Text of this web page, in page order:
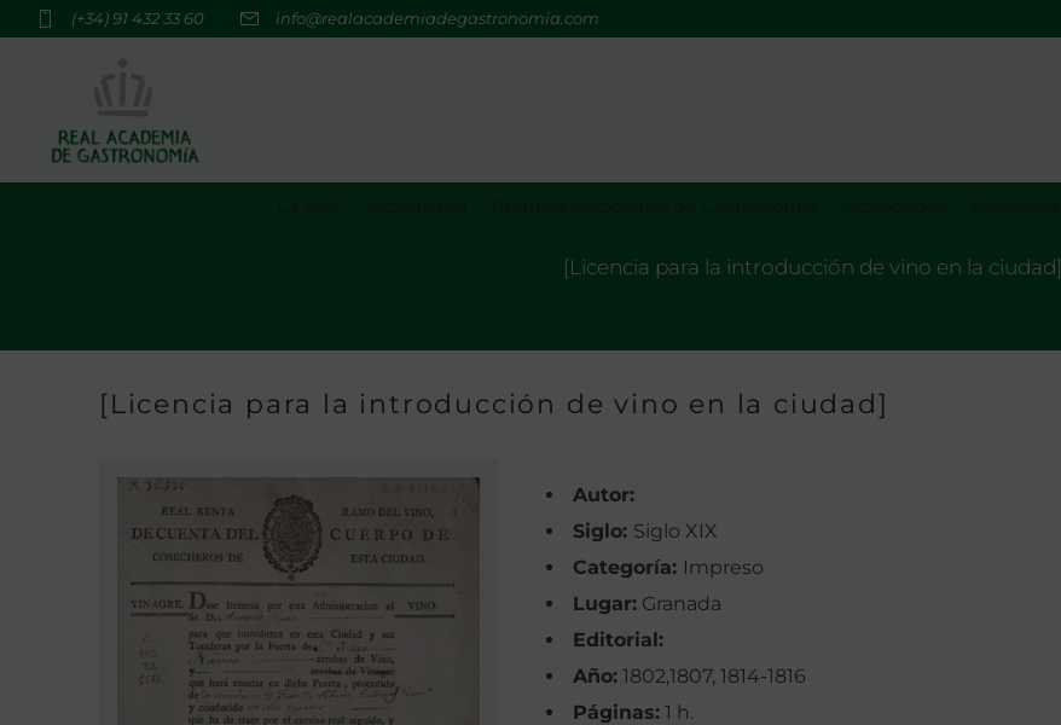
(+34) 91 432 33 60 info@realacademiadegastronomia.com
[Licencia para la introducción de vino en la ciudad]
[Licencia para la introducción de vino en la ciudad]
Autor:
Siglo: Siglo XIX
Categoría: Impreso
Lugar: Granada
Editorial:
Año: 1802,1807, 1814-1816
Páginas: 1 h.